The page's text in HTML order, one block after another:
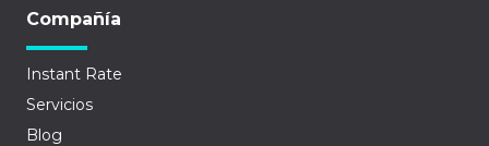
Compañía
Instant Rate
Servicios
Blog